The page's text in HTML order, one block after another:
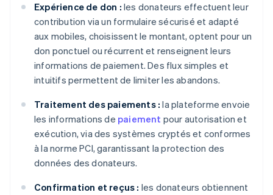
Expérience de don : les donateurs effectuent leur
contribution via un formulaire sécurisé et adapté
aux mobiles, choisissent le montant, optent pour un
don ponctuel ou récurrent et renseignent leurs
informations de paiement. Des flux simples et
intuitifs permettent de limiter les abandons.
Traitement des paiements : la plateforme envoie
les informations de paiement pour autorisation et
exécution, via des systèmes cryptés et conformes
à la norme PCI, garantissant la protection des
données des donateurs.
Confirmation et reçus : les donateurs obtiennent